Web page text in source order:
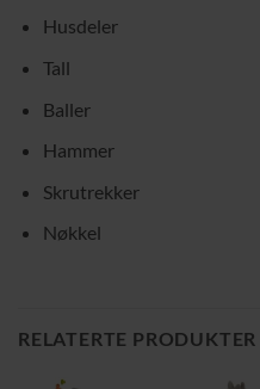
Husdeler
Tall
Baller
Hammer
Skrutrekker
Nøkkel
RELATERTE PRODUKTER